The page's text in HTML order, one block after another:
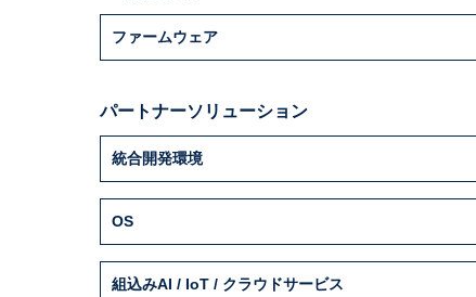
ファームウェア
パートナーソリューション
統合開発環境
OS
組込みAI / IoT / クラウドサービス